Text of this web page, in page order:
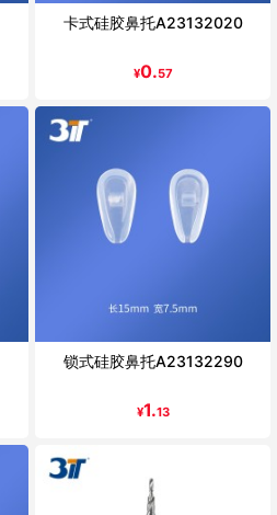
卡式硅胶鼻托A23132020
¥0.57
锁式硅胶鼻托A23132290
¥1.13